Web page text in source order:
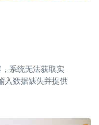
系统无法获取实
入数据缺失并提供